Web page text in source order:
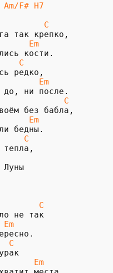
Am/F# H7
C
Em
C
Em
ни после.
C
Em
C
C
Em
C
Em